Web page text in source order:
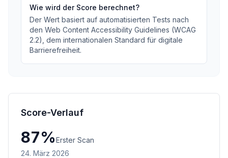
Wie wird der Score berechnet?
Der Wert basiert auf automatisierten Tests nach
den Web Content Accessibility Guidelines (WCAG
2.2), dem internationalen Standard für digitale
Barrierefreiheit.
Score-Verlauf
87%Erster Scan
24. März 2026